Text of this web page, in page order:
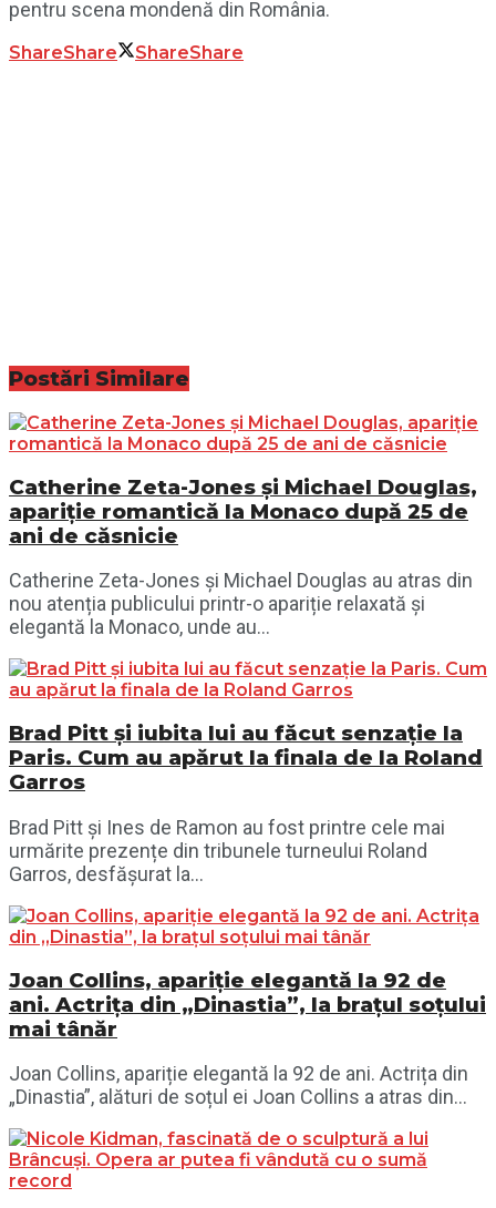
pentru scena mondenă din România.
ShareShare ShareShare
Postări Similare
Catherine Zeta-Jones și Michael Douglas,
apariție romantică la Monaco după 25 de
ani de căsnicie
Catherine Zeta-Jones și Michael Douglas au atras din
nou atenția publicului printr-o apariție relaxată și
elegantă la Monaco, unde au...
Brad Pitt și iubita lui au făcut senzație la
Paris. Cum au apărut la finala de la Roland
Garros
Brad Pitt și Ines de Ramon au fost printre cele mai
urmărite prezențe din tribunele turneului Roland
Garros, desfășurat la...
Joan Collins, apariție elegantă la 92 de
ani. Actrița din „Dinastia”, la brațul soțului
mai tânăr
Joan Collins, apariție elegantă la 92 de ani. Actrița din
„Dinastia”, alături de soțul ei Joan Collins a atras din...